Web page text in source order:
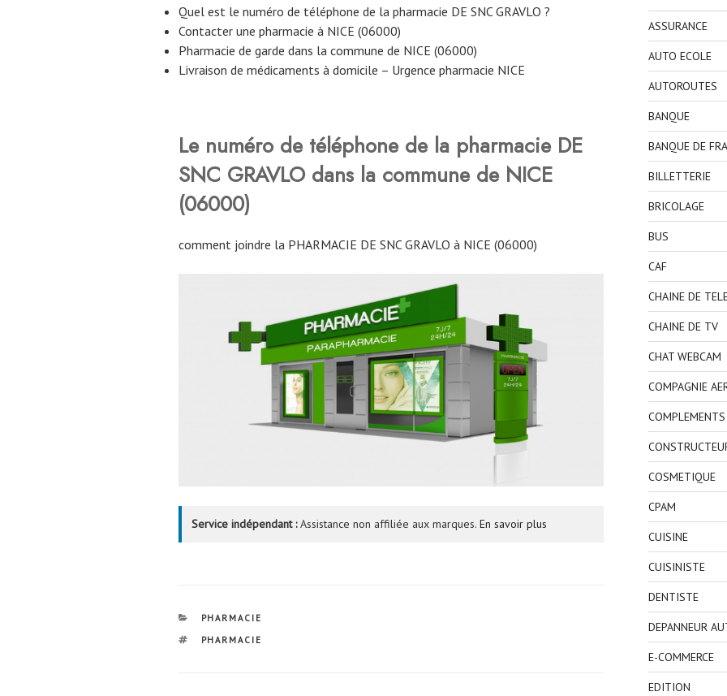
Quel est le numéro de téléphone de la pharmacie DE SNC GRAVLO ?
Contacter une pharmacie à NICE (06000)
Pharmacie de garde dans la commune de NICE (06000)
Livraison de médicaments à domicile – Urgence pharmacie NICE
Le numéro de téléphone de la pharmacie DE
SNC GRAVLO dans la commune de NICE
(06000)
comment joindre la PHARMACIE DE SNC GRAVLO à NICE (06000)
Service indépendant :Assistance non affiliée aux marques. En savoir plus
CATÉGORIES
PHARMACIE
ÉTIQUETTES
PHARMACIE
ASSURANCE
AUTO ECOLE
AUTOROUTES
BANQUE
BANQUE DE
BILLETTERIE
BRICOLAGE
BUS
CAF
CHAINE DE
CHAINE DE TV
CHAT WEBCAM
COMPAGNIE
COSMETIQUE
CPAM
CUISINE
CUISINISTE
DENTISTE
DEPANNEUR
E-COMMERCE
EDITION